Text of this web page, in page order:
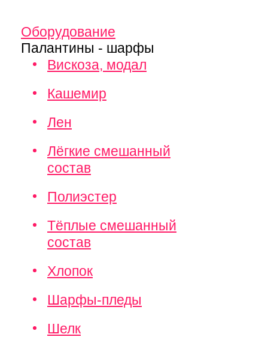
Оборудование
Палантины - шарфы
Вискоза, модал
Кашемир
Лен
Лёгкие смешанный
состав
Полиэстер
Тёплые смешанный
состав
Хлопок
Шарфы-пледы
Шелк